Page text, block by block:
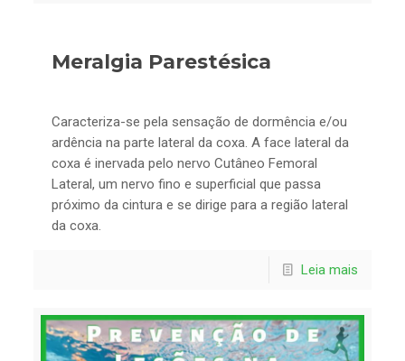
Meralgia Parestésica
Caracteriza-se pela sensação de dormência e/ou
ardência na parte lateral da coxa. A face lateral da
coxa é inervada pelo nervo Cutâneo Femoral
Lateral, um nervo fino e superficial que passa
próximo da cintura e se dirige para a região lateral
da coxa.
Leia mais